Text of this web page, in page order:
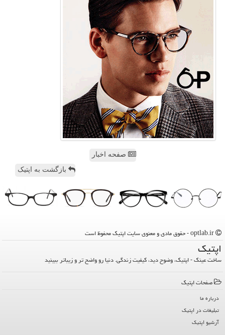
صفحه اخبار
بازگشت به اپتیک
اپتیك
ساخت عینک - اپتیک، وضوح دید، کیفیت زندگی. دنیا رو واضح تر و زیباتر ببینید
صفحات اپتیك
درباره ما
تبلیغات در اپتیك
آرشیو اپتیك